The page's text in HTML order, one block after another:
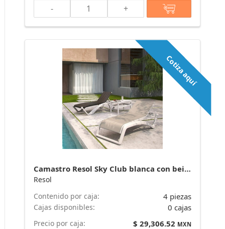
- +
Cotiza aquí
Camastro Resol Sky Club blanca con beige. Venta por pallet de 4 piezas. marca Resol
Resol
Contenido por caja:
4 piezas
Cajas disponibles: 0 cajas
Precio por caja: $ 29,306.52 MXN